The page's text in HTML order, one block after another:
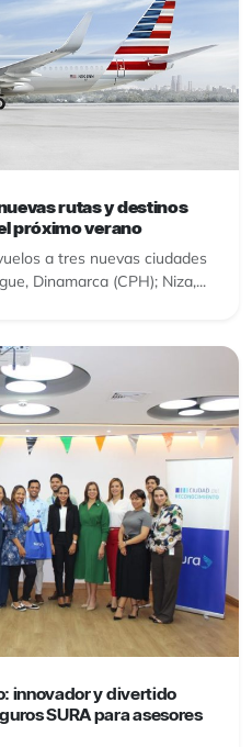
rutas y destinos
próximo verano
a tres nuevas ciudades
Dinamarca (CPH); Niza,...
innovador y divertido
SURA para asesores